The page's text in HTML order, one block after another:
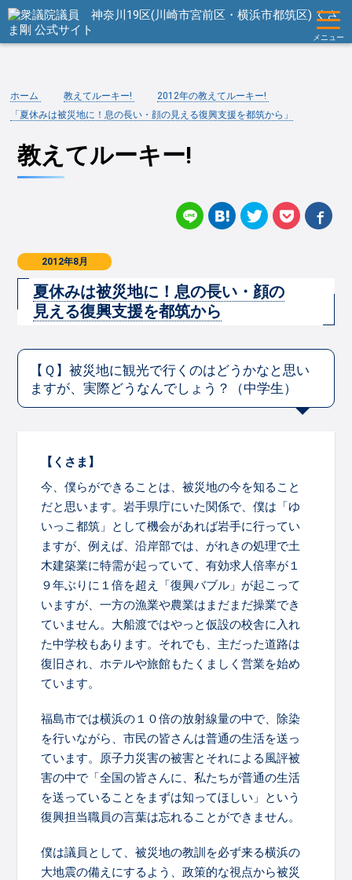
メニュー
ホーム 教えてルーキー!
2012年の教えてルーキー!
「夏休みは被災地に！息の長い・顔の見える復興支援を都筑から」
教えてルーキー!
2012年8月
夏休みは被災地に！息の長い・顔の
見える復興支援を都筑から
【Ｑ】被災地に観光で行くのはどうかなと思い
ますが、実際どうなんでしょう？（中学生）
【くさま】
今、僕らができることは、被災地の今を知ること
だと思います。岩手県庁にいた関係で、僕は「ゆ
いっこ都筑」として機会があれば岩手に行ってい
ますが、例えば、沿岸部では、がれきの処理で土
木建築業に特需が起っていて、有効求人倍率が１
９年ぶりに１倍を超え「復興バブル」が起こって
いますが、一方の漁業や農業はまだまだ操業でき
ていません。大船渡ではやっと仮設の校舎に入れ
た中学校もあります。それでも、主だった道路は
復旧され、ホテルや旅館もたくましく営業を始め
ています。
福島市では横浜の１０倍の放射線量の中で、除染
を行いながら、市民の皆さんは普通の生活を送っ
ています。原子力災害の被害とそれによる風評被
害の中で「全国の皆さんに、私たちが普通の生活
を送っていることをまずは知ってほしい」という
復興担当職員の言葉は忘れることができません。
僕は議員として、被災地の教訓を必ず来る横浜の
大地震の備えにするよう、政策的な視点から被災